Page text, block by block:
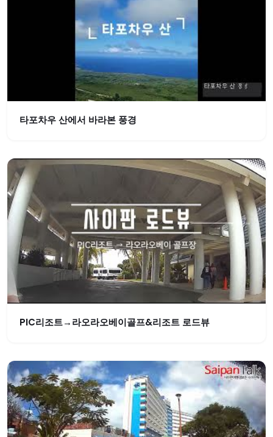
타포차우 산에서 바라본 풍경
PIC리조트→라오라오베이골프&리조트 로드뷰